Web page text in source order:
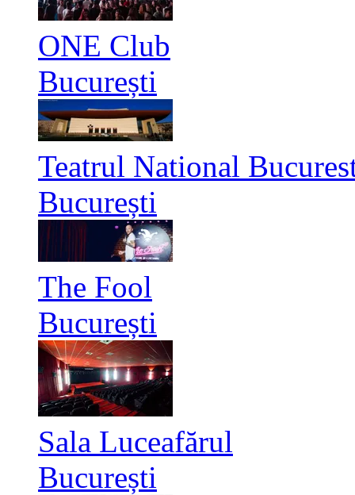
ONE Club
București
Teatrul National
București
The Fool
București
Sala Luceafărul
București